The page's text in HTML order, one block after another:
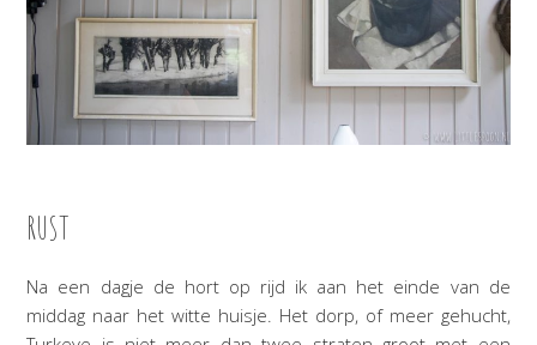
RUST
Na een dagje de hort op rijd ik aan het einde van de
middag naar het witte huisje. Het dorp, of meer gehucht,